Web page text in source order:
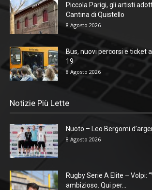
Piccola Parigi, gli artisti
Cantina di Quistello
8 Agosto 2026
Bus, nuovi percorsi e ticket
19
8 Agosto 2026
Notizie Più Lette
Nuoto – Leo Bergomi
8 Agosto 2026
Rugby Serie A Elite – Volpi:
ambizioso. Qui per...